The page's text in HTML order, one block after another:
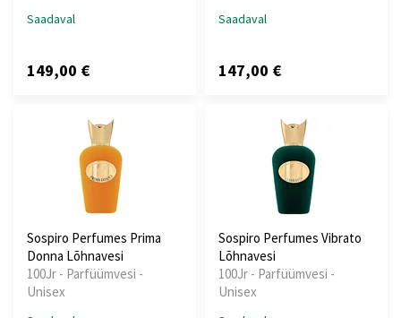
Saadaval
149,00 €
Saadaval
147,00 €
Sospiro Perfumes Prima
Donna Lõhnavesi
100Jr - Parfüümvesi -
Unisex
Sospiro Perfumes Vibrato
Lõhnavesi
100Jr - Parfüümvesi -
Unisex